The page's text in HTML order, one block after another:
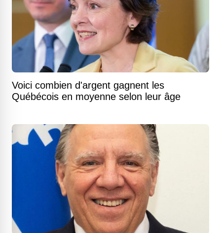
Voici combien d'argent gagnent les
Québécois en moyenne selon leur âge